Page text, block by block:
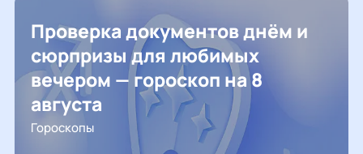
Проверка документов днём и
сюрпризы для любимых
вечером — гороскоп на 8
августа
Гороскопы